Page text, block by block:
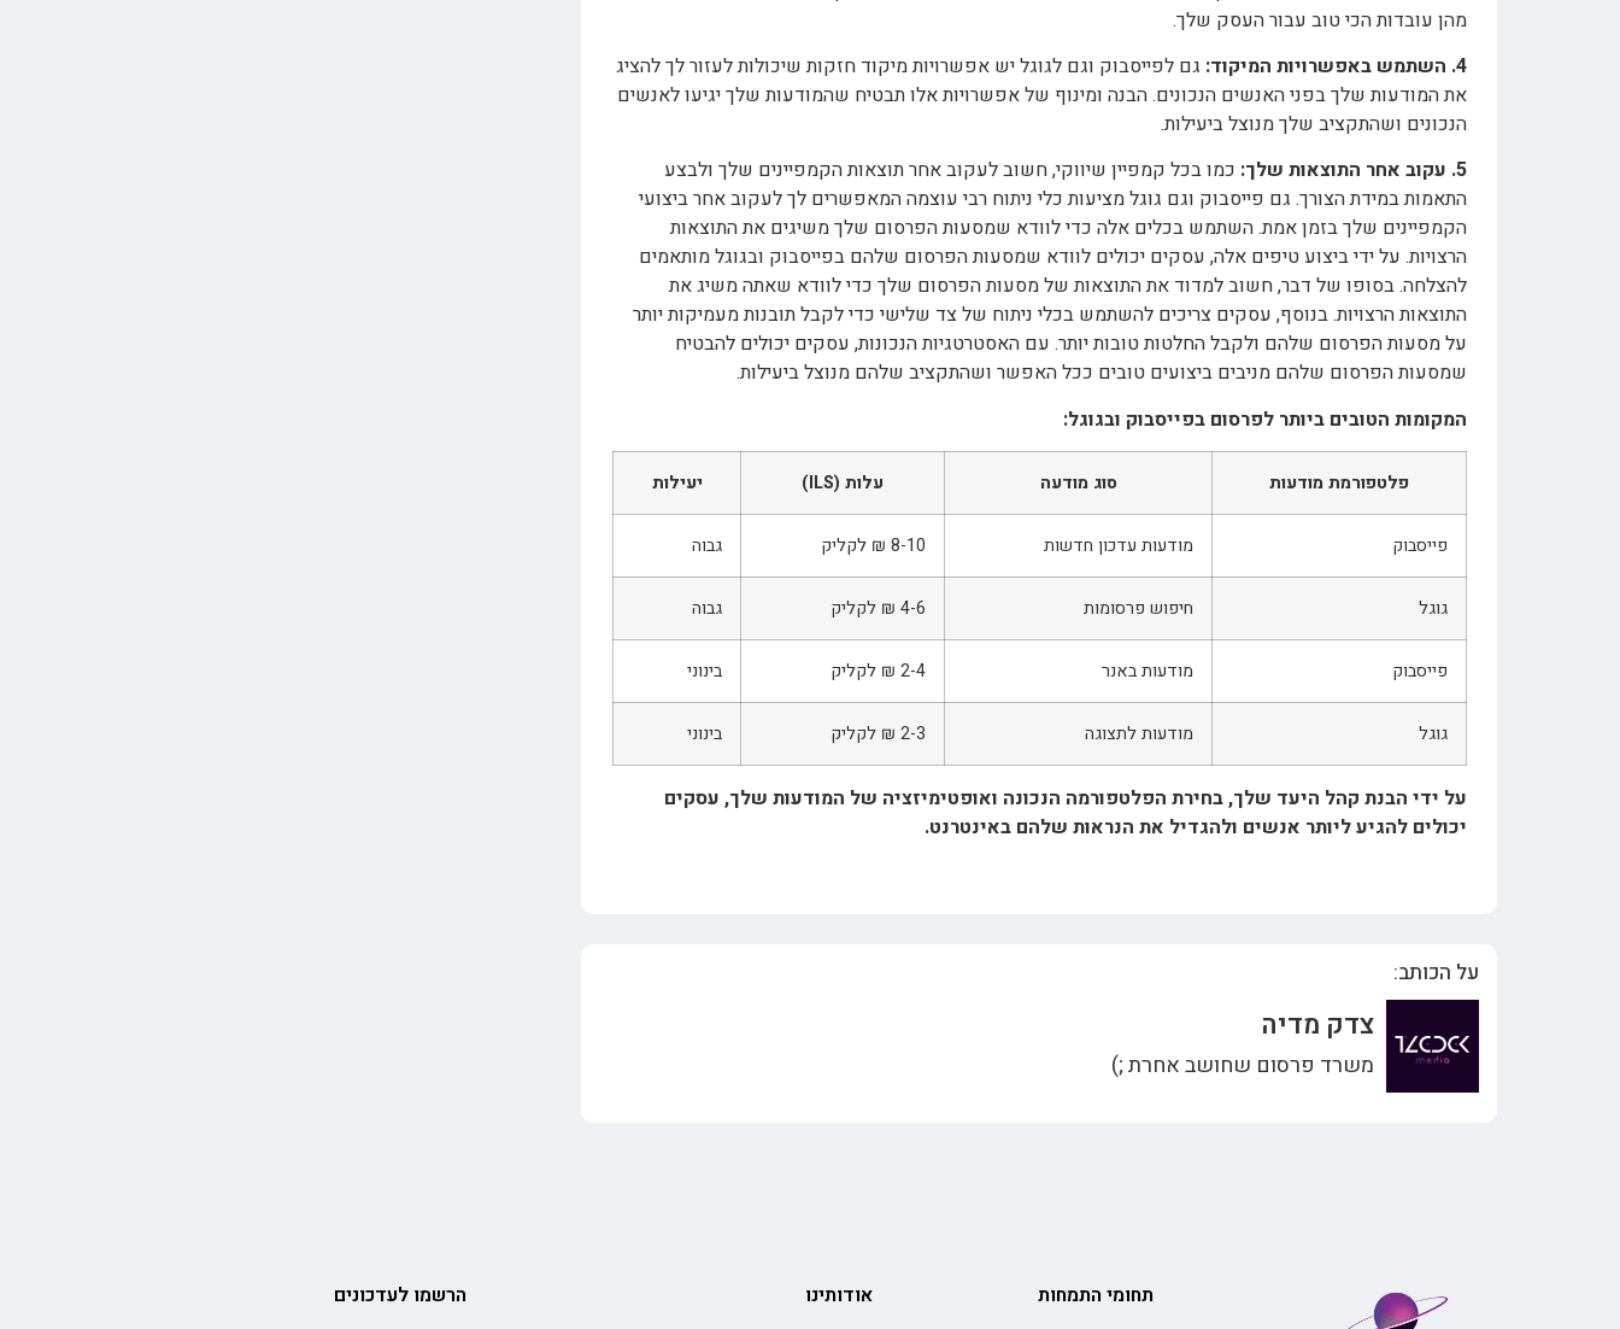
מהן עובדות הכי טוב עבור העסק שלך.
4. השתמש באפשרויות המיקוד:
גם לפייסבוק וגם לגוגל יש אפשרויות מיקוד חזקות שיכולות לעזור לך להציג
את המודעות שלך בפני האנשים הנכונים. הבנה ומינוף של אפשרויות אלו תבטיח שהמודעות שלך יגיעו לאנשים
הנכונים ושהתקציב שלך מנוצל ביעילות.
5. עקוב אחר התוצאות שלך:
כמו בכל קמפיין שיווקי, חשוב לעקוב אחר תוצאות הקמפיינים שלך ולבצע
התאמות במידת הצורך. גם פייסבוק וגם גוגל מציעות כלי ניתוח רבי עוצמה המאפשרים לך לעקוב אחר ביצועי
הקמפיינים שלך בזמן אמת. השתמש בכלים אלה כדי לוודא שמסעות הפרסום שלך משיגים את התוצאות
הרצויות. על ידי ביצוע טיפים אלה, עסקים יכולים לוודא שמסעות הפרסום שלהם בפייסבוק ובגוגל מותאמים
להצלחה. בסופו של דבר, חשוב למדוד את התוצאות של מסעות הפרסום שלך כדי לוודא שאתה משיג את
התוצאות הרצויות. בנוסף, עסקים צריכים להשתמש בכלי ניתוח של צד שלישי כדי לקבל תובנות מעמיקות יותר
על מסעות הפרסום שלהם ולקבל החלטות טובות יותר. עם האסטרטגיות הנכונות, עסקים יכולים להבטיח
שמסעות הפרסום שלהם מניבים ביצועים טובים ככל האפשר ושהתקציב שלהם מנוצל ביעילות.
המקומות הטובים ביותר לפרסום בפייסבוק ובגוגל:
פלטפורמת מודעות סוג מודעה עלות (ILS) יעילות
פייסבוק מודעות עדכון חדשות 8-10 ₪ לקליק גבוה
גוגל חיפוש פרסומות 4-6 ₪ לקליק גבוה
פייסבוק מודעות באנר 2-4 ₪ לקליק בינוני
גוגל מודעות לתצוגה 2-3 ₪ לקליק בינוני
על ידי הבנת קהל היעד שלך, בחירת הפלטפורמה הנכונה ואופטימיזציה של המודעות שלך, עסקים
יכולים להגיע ליותר אנשים ולהגדיל את הנראות שלהם באינטרנט.
על הכותב:
צדק מדיה
משרד פרסום שחושב אחרת ;)
תחומי התמחות
אודותינו
הרשמו לעדכונים